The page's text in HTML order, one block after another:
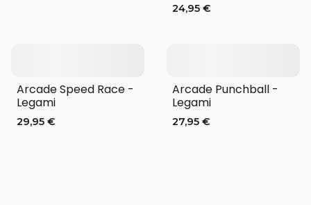
24,95 €
Arcade Speed Race -
Legami
29,95 €
Arcade Punchball -
Legami
27,95 €